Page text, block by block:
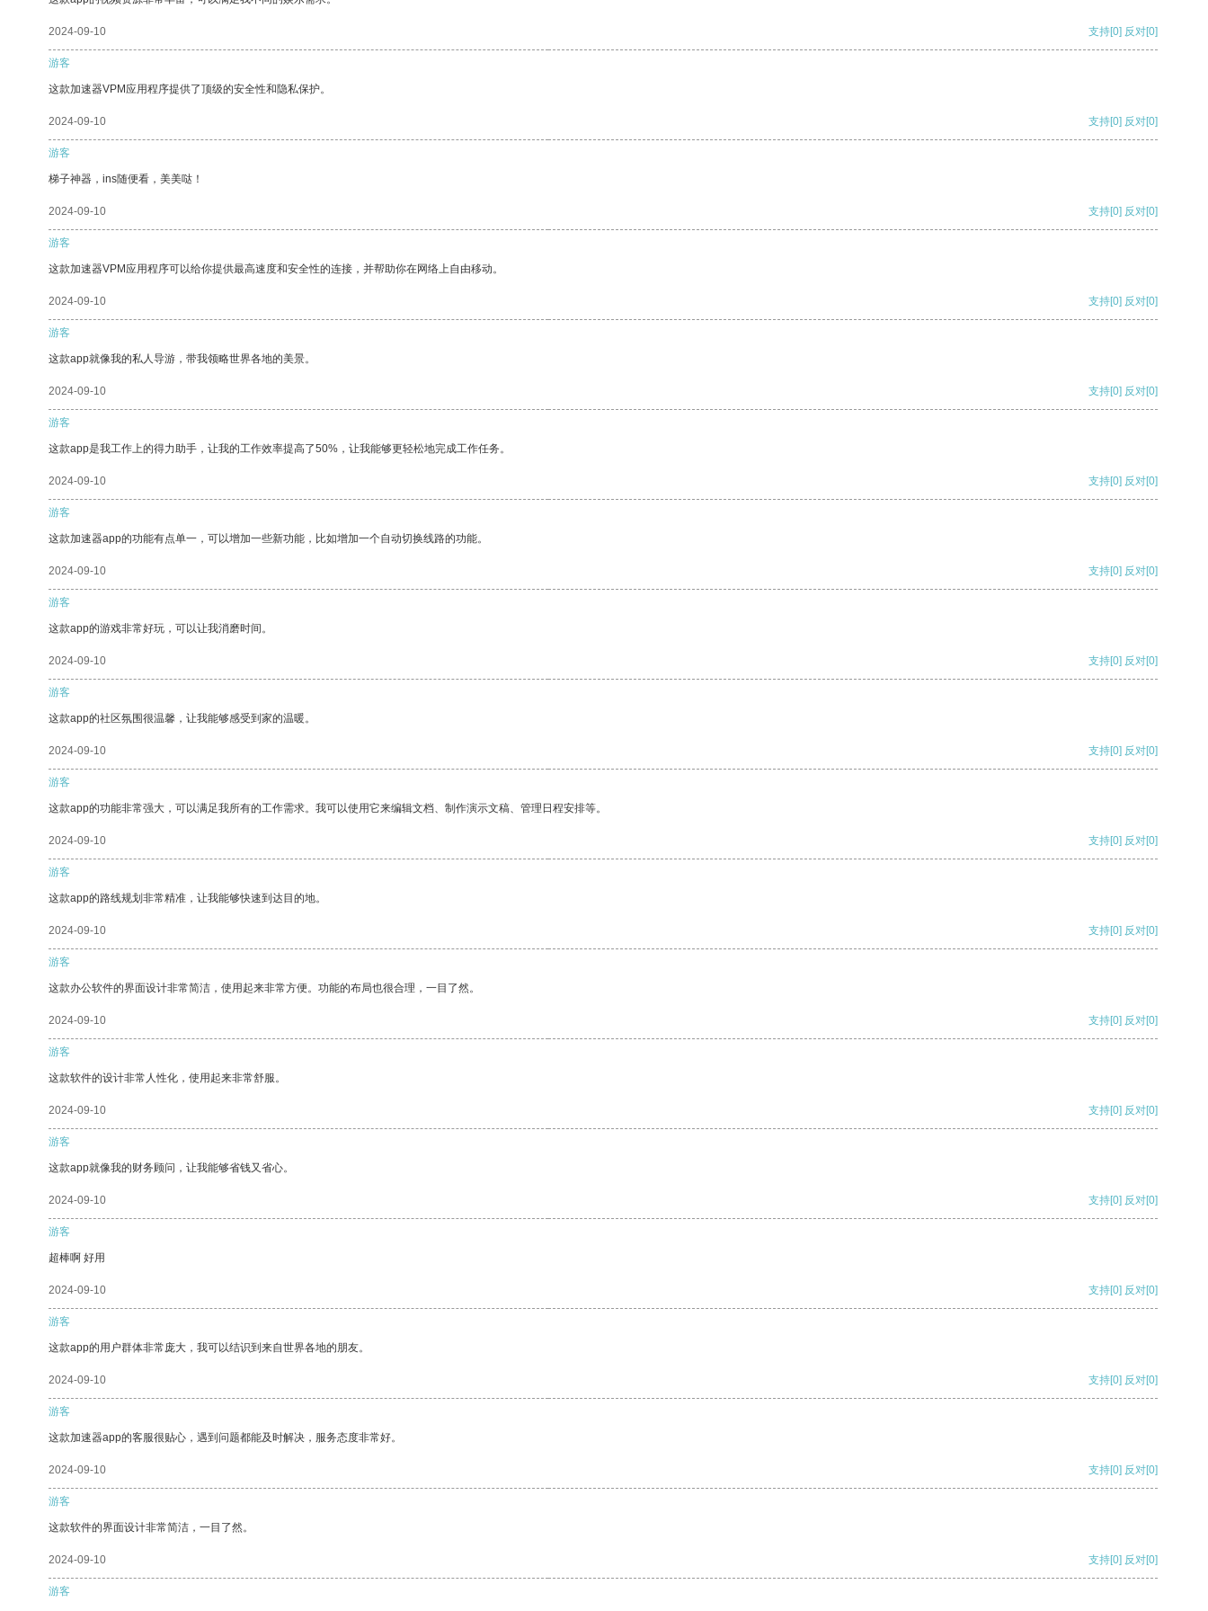
2024-09-10 支持[0] 反对[0]
游客
这款加速器VPM应用程序提供了顶级的安全性和隐私保护。
2024-09-10 支持[0] 反对[0]
游客
梯子神器，ins随便看，美美哒！
2024-09-10 支持[0] 反对[0]
游客
这款加速器VPM应用程序可以给你提供最高速度和安全性的连接，并帮助你在网络上自由移动。
2024-09-10 支持[0] 反对[0]
游客
这款app就像我的私人导游，带我领略世界各地的美景。
2024-09-10 支持[0] 反对[0]
游客
这款app是我工作上的得力助手，让我的工作效率提高了50%，让我能够更轻松地完成工作任务。
2024-09-10 支持[0] 反对[0]
游客
这款加速器app的功能有点单一，可以增加一些新功能，比如增加一个自动切换线路的功能。
2024-09-10 支持[0] 反对[0]
游客
这款app的游戏非常好玩，可以让我消磨时间。
2024-09-10 支持[0] 反对[0]
游客
这款app的社区氛围很温馨，让我能够感受到家的温暖。
2024-09-10 支持[0] 反对[0]
游客
这款app的功能非常强大，可以满足我所有的工作需求。我可以使用它来编辑文档、制作演示文稿、管理日程安排等。
2024-09-10 支持[0] 反对[0]
游客
这款app的路线规划非常精准，让我能够快速到达目的地。
2024-09-10 支持[0] 反对[0]
游客
这款办公软件的界面设计非常简洁，使用起来非常方便。功能的布局也很合理，一目了然。
2024-09-10 支持[0] 反对[0]
游客
这款软件的设计非常人性化，使用起来非常舒服。
2024-09-10 支持[0] 反对[0]
游客
这款app就像我的财务顾问，让我能够省钱又省心。
2024-09-10 支持[0] 反对[0]
游客
超棒啊 好用
2024-09-10 支持[0] 反对[0]
游客
这款app的用户群体非常庞大，我可以结识到来自世界各地的朋友。
2024-09-10 支持[0] 反对[0]
游客
这款加速器app的客服很贴心，遇到问题都能及时解决，服务态度非常好。
2024-09-10 支持[0] 反对[0]
游客
这款软件的界面设计非常简洁，一目了然。
2024-09-10 支持[0] 反对[0]
游客